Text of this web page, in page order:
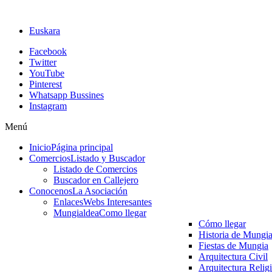
Euskara
Facebook
Twitter
YouTube
Pinterest
Whatsapp Bussines
Instagram
Menú
InicioPágina principal
ComerciosListado y Buscador
Listado de Comercios
Buscador en Callejero
ConocenosLa Asociación
EnlacesWebs Interesantes
MungialdeaComo llegar
Cómo llegar
Historia de Mungia
Fiestas de Mungia
Arquitectura Civil
Arquitectura